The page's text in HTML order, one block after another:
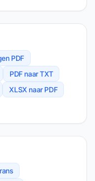
PDF
PDF naar TXT
XLSX naar PDF